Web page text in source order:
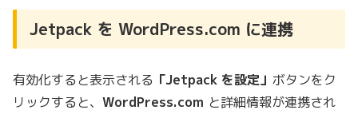
Jetpack を WordPress.com に連携
有効化すると表示される 「Jetpack を設定」 ボタンをク
リックすると、 WordPress.com と詳細情報が連携され